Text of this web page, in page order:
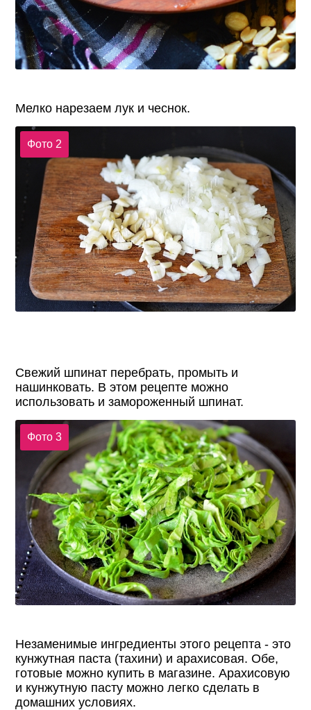
Мелко нарезаем лук и чеснок.
Фото 2
Свежий шпинат перебрать, промыть и
нашинковать. В этом рецепте можно
использовать и замороженный шпинат.
Фото 3
Незаменимые ингредиенты этого рецепта - это
кунжутная паста (тахини) и арахисовая. Обе,
готовые можно купить в магазине. Арахисовую
и кунжутную пасту можно легко сделать в
домашних условиях.